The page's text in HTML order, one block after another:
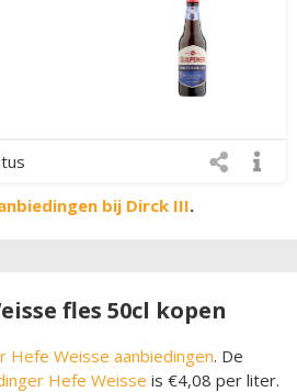
bij Dirck III.
fles 50cl kopen
Hefe Weisse aanbiedingen. De
Hefe Weisse is €4,08 per liter.